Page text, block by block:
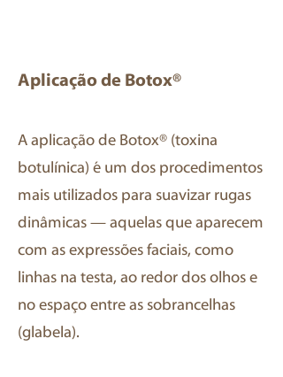
Aplicação de Botox®
A aplicação de Botox® (toxina
botulínica) é um dos procedimentos
mais utilizados para suavizar rugas
dinâmicas — aquelas que aparecem
com as expressões faciais, como
linhas na testa, ao redor dos olhos e
no espaço entre as sobrancelhas
(glabela).